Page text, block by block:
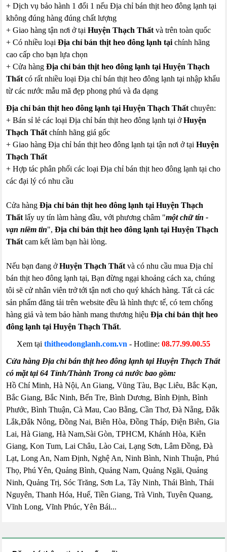
+ Dịch vụ bảo hành 1 đổi 1 nếu Địa chỉ bán thịt heo đông lạnh tại
không đúng hàng đúng chất lượng
+ Giao hàng tận nơi ở tạiHuyện Thạch Thấtvà trên toàn quốc
+ Có nhiều loạiĐịa chỉ bán thịt heo đông lạnh tạichính hãng
cao cấp cho bạn lựa chọn
+ Cửa hàngĐịa chỉ bán thịt heo đông lạnh tại Huyện Thạch
Thấtcó rất nhiều loại Địa chỉ bán thịt heo đông lạnh tại nhập khẩu
từ các nước mẫu mã đẹp phong phú và đa dạng
Địa chỉ bán thịt heo đông lạnh tại Huyện Thạch Thấtchuyên:
+ Bán sỉ lẻ các loại Địa chỉ bán thịt heo đông lạnh tại ởHuyện
Thạch Thấtchính hãng giá gốc
+ Giao hàng Địa chỉ bán thịt heo đông lạnh tại tận nơi ở tạiHuyện
Thạch Thất
+ Hợp tác phân phối các loại Địa chỉ bán thịt heo đông lạnh tại cho
các đại lý có nhu cầu
Cửa hàngĐịa chỉ bán thịt heo đông lạnh tại Huyện Thạch
Thấtlấy uy tín làm hàng đầu, với phương châm "một chữ tín -
vạn niềm tin",Địa chỉ bán thịt heo đông lạnh tại Huyện Thạch
Thấtcam kết làm bạn hài lòng.
Nếu bạn đang ởHuyện Thạch Thấtvà có nhu cầu mua Địa chỉ
bán thịt heo đông lạnh tại, Bạn đừng ngại khoảng cách xa, chúng
tôi sẽ cử nhân viên trở tới tận nơi cho quý khách hàng. Tất cả các
sản phẩm đăng tải trên website đều là hình thực tế, có tem chống
hàng giả và tem bảo hành mang thương hiệuĐịa chỉ bán thịt heo
đông lạnh tại Huyện Thạch Thất.
Xem tại thitheodonglanh.com.vn - Hotline: 08.77.99.00.55
Cửa hàng Địa chỉ bán thịt heo đông lạnh tại Huyện Thạch Thất
có mặt tại 64 Tỉnh/Thành Trong cả nước bao gồm:
Hồ Chí Minh, Hà Nội, An Giang, Vũng Tàu, Bạc Liêu, Bắc Kạn,
Bắc Giang, Bắc Ninh, Bến Tre, Bình Dương, Bình Định, Bình
Phước, Bình Thuận, Cà Mau, Cao Bằng, Cần Thơ, Đà Nẵng, Đắk
Lắk,Đắk Nông, Đồng Nai, Biên Hòa, Đồng Tháp, Điện Biên, Gia
Lai, Hà Giang, Hà Nam,Sài Gòn, TPHCM, Khánh Hòa, Kiên
Giang, Kon Tum, Lai Châu, Lào Cai, Lạng Sơn, Lâm Đồng, Đà
Lạt, Long An, Nam Định, Nghệ An, Ninh Bình, Ninh Thuận, Phú
Thọ, Phú Yên, Quảng Bình, Quảng Nam, Quảng Ngãi, Quảng
Ninh, Quảng Trị, Sóc Trăng, Sơn La, Tây Ninh, Thái Bình, Thái
Nguyên, Thanh Hóa, Huế, Tiền Giang, Trà Vinh, Tuyên Quang,
Vĩnh Long, Vĩnh Phúc, Yên Bái...